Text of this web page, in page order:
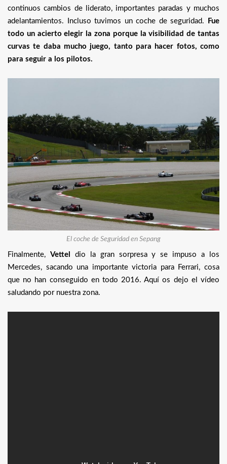
continuos cambios de liderato, importantes paradas y muchos
adelantamientos. Incluso tuvimos un coche de seguridad.
Fue
todo un acierto elegir la zona porque la visibilidad de tantas
curvas te daba mucho juego, tanto para hacer fotos, como
para seguir a los pilotos.
El coche de Seguridad en Sepang
Finalmente, Vettel
dio la gran sorpresa y se impuso a los
Mercedes, sacando una importante victoria para Ferrari, cosa
que no han conseguido en todo 2016. Aquí os dejo el vídeo
saludando por nuestra zona.